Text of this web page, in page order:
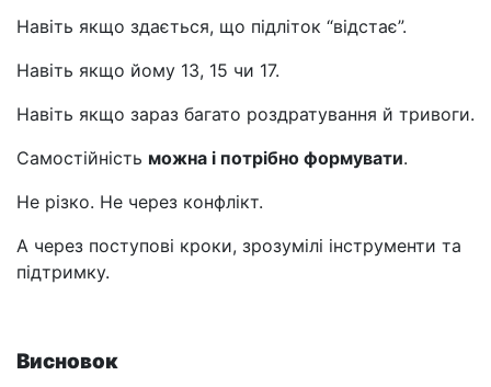
Навіть якщо здається, що підліток “відстає”.
Навіть якщо йому 13, 15 чи 17.
Навіть якщо зараз багато роздратування й тривоги.
Самостійність можна і потрібно формувати.
Не різко. Не через конфлікт.
А через поступові кроки, зрозумілі інструменти та
підтримку.
Висновок